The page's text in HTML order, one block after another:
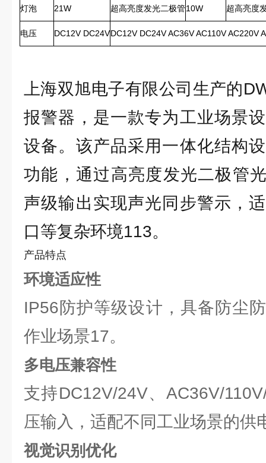
灯泡 21W 超高亮度发光二极管10W 超高亮度
电压 DC12V DC24VDC12V DC24V AC36V AC110V AC220V
上海双旭电子有限公司生产的
报警器，是一款专为工业场景
设备。该产品采用一体化结构
功能，通过高亮度发光二极管
声级输出实现声光同步警示，
口等复杂环境113。
产品特点
环境适应性
IP56防护等级设计，具备防尘
作业场景17。
多电压兼容性
支持DC12V/24V、AC36V/
压输入，适配不同工业场景的供
视觉识别优化